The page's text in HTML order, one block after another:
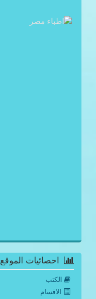
احصائيات الموقع
الكتب
الاقسام